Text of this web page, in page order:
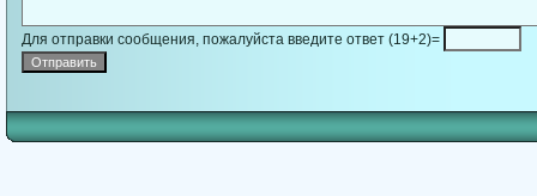
Для отправки сообщения, пожалуйста введите ответ (19+2)=